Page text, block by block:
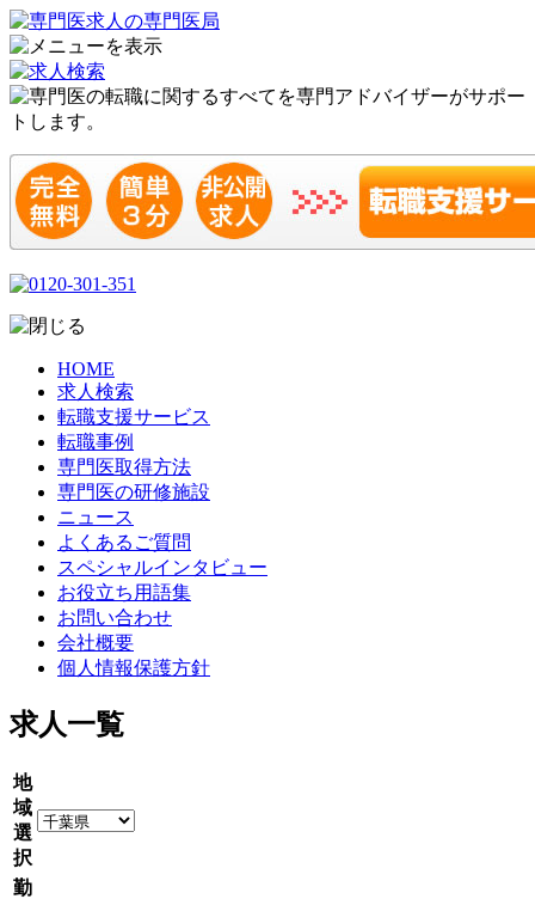
HOME
求人検索
転職支援サービス
転職事例
専門医取得方法
専門医の研修施設
ニュース
よくあるご質問
スペシャルインタビュー
お役立ち用語集
お問い合わせ
会社概要
個人情報保護方針
求人一覧
地
域
選
択
勤